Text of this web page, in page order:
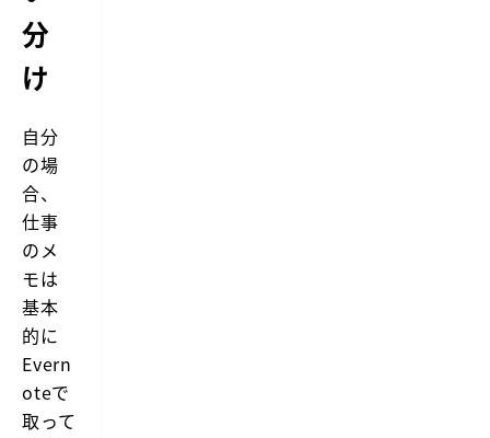
分
け
自分
の場
合、
仕事
のメ
モは
基本
的に
Evern
oteで
取って